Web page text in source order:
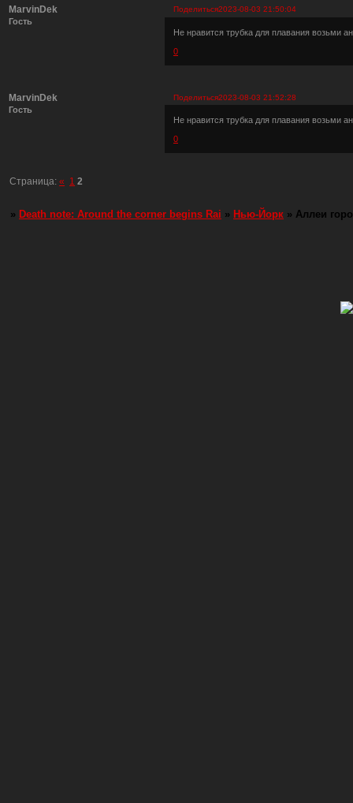
Поделиться2023-08-03 21:50:04
MarvinDek
Гость
Не нравится трубка для плавания возьми
0
Поделиться2023-08-03 21:52:28
MarvinDek
Гость
Не нравится трубка для плавания возьми
0
Страница:« 1 2
» Death note: Around the corner begins Rai » Нью-Йорк » Аллеи